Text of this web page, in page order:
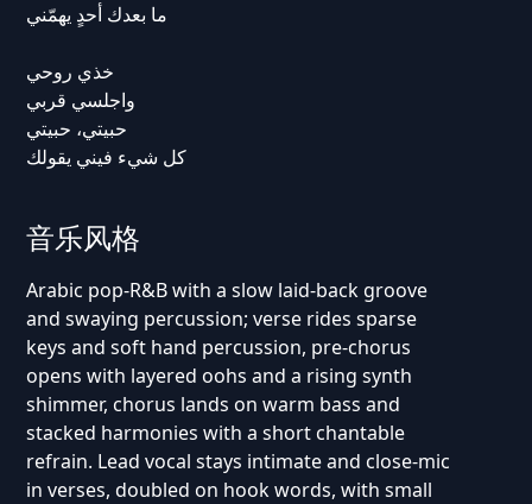
ما بعدك أحدٍ يهمّني
خذي روحي
واجلسي قربي
حبيتي، حبيتي
كل شيء فيني يقولك
音乐风格
Arabic pop-R&B with a slow laid-back groove
and swaying percussion; verse rides sparse
keys and soft hand percussion, pre-chorus
opens with layered oohs and a rising synth
shimmer, chorus lands on warm bass and
stacked harmonies with a short chantable
refrain. Lead vocal stays intimate and close-mic
in verses, doubled on hook words, with small